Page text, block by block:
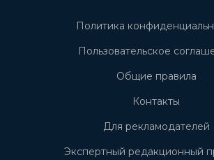
Политика
Пользовательское
Общие правила
Контакты
Для рекламодателей
Экспертный редакционный